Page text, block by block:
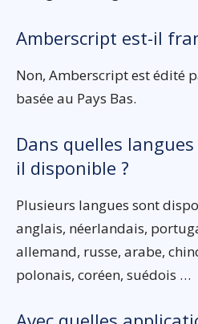
Amberscript est-il
Non, Amberscript est édité
basée au Pays Bas.
Dans quelles
il disponible ?
Plusieurs langues sont
anglais, néerlandais,
allemand, russe, arabe,
polonais, coréen, suédois …